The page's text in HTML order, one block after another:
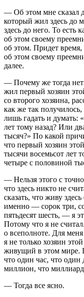
— Об этом мне сказал
который жил здесь до
здесь до него. То есть
об этом своему
об этом. Придет время,
об этом своему
далее.
— Почему же тогда нет
жил первый хозяин
со второго хозяина,
как же так
лишь гадать и думать:
лет тому назад? Или
тысяч?» По какой
что первый хозяин
тысячи восемьсот лет
четыре с половиной
— Нельзя этого с
что здесь никто не
сказать, что живу
именно — сорок три,
пятьдесят шесть, — я
Потому что я не
о всеполноте. Для
я не только хозяин
живущий в этом мире.
что один час, что один
миллион, что
— Тогда все ясно.